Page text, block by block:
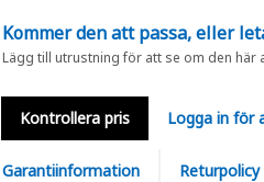
Kommer den att passa, eller
Lägg till utrustning för att se om den
Kontrollera pris Logga in för
Garantiinformation Returpolicy